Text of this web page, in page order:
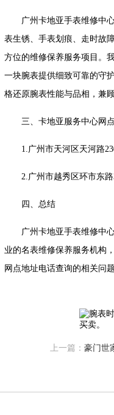
（品牌授权店）3层整层（需提
（品牌授权店）1层整层（需
品牌授权店）1层整层（需提
）C座17层17-B（需提前
室（需提前预约）
字楼29层03室（需提前预约）
（需提前预约）
层1205室（需提前预约）
字楼9层907室（需提前预约）
11层1104室（需提前预约）
楼C座22层08室（需提前预约）
09室（需提前预约）
大厦)18层09室（需提前预约）
心14楼14D（需提前预约）
10层06室（需提前预约）
座13层07室（需提前预约）
E座6楼10室（需提前预约）
广州卡地亚手表维修中
表生锈、手表划痕、走时故
方位的维修保养服务项目。
一块腕表提供细致可靠的守
格还原腕表性能与品相，兼
三、卡地亚服务中心网
1.广州市天河区天河路
2.广州市越秀区环市东
四、总结
广州卡地亚手表维修中
业的名表维修保养服务机构
网点地址电话查询的相关问
上一篇： 豪门世家手表